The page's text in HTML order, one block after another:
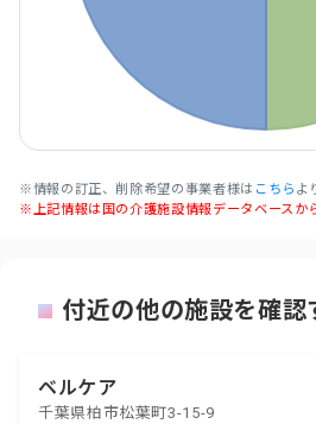
※情報の訂正、削除希望の事業者様は こちら よ
※上記情報は国の介護施設情報データベースか
付近の他の施設を確認
ベルケア
千葉県柏市松葉町3-15-9